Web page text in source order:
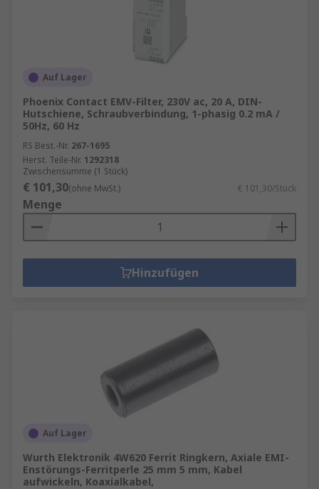
Auf Lager
Phoenix Contact EMV-Filter, 230V ac, 20 A, DIN-
Hutschiene, Schraubverbindung, 1-phasig 0.2 mA /
50Hz, 60 Hz
RS Best.-Nr. 267-1695
Herst. Teile-Nr. 1292318
Zwischensumme (1 Stück)
€ 101,30(ohne MwSt.) € 101,30/Stück
Menge
Hinzufügen
Auf Lager
Wurth Elektronik 4W620 Ferrit Ringkern, Axiale EMI-
Enstörungs-Ferritperle 25 mm 5 mm, Kabel
aufwickeln, Koaxialkabel,